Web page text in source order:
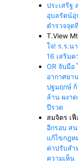
ประเสริฐ
อุบลรัตน์อุ่
ตำรวจจุด
T.View
ใจ! ร.ร.น
16 เสริม
OR จับมือ
อากาศยา
ปฐมฤกษ์ ก้
ล้าน ผงาด
ปีรวด
สมจิตร เ
อีกรอบ ส
แก้ไขกฎห
ค่าปรับสำ
ความเห็น